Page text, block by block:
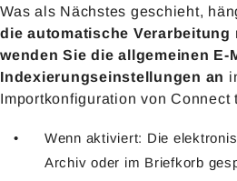
Was als Nächstes geschieht,
die automatische
wenden Sie die allgemeinen E-
Indexierungseinstellungen an
Importkonfiguration von Connect
Wenn aktiviert: Die
Archiv oder im Briefkorb